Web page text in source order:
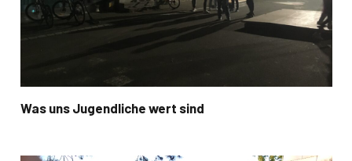
Was uns Jugendliche wert sind